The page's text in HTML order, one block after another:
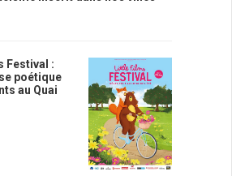
Festival :
poétique
au Quai